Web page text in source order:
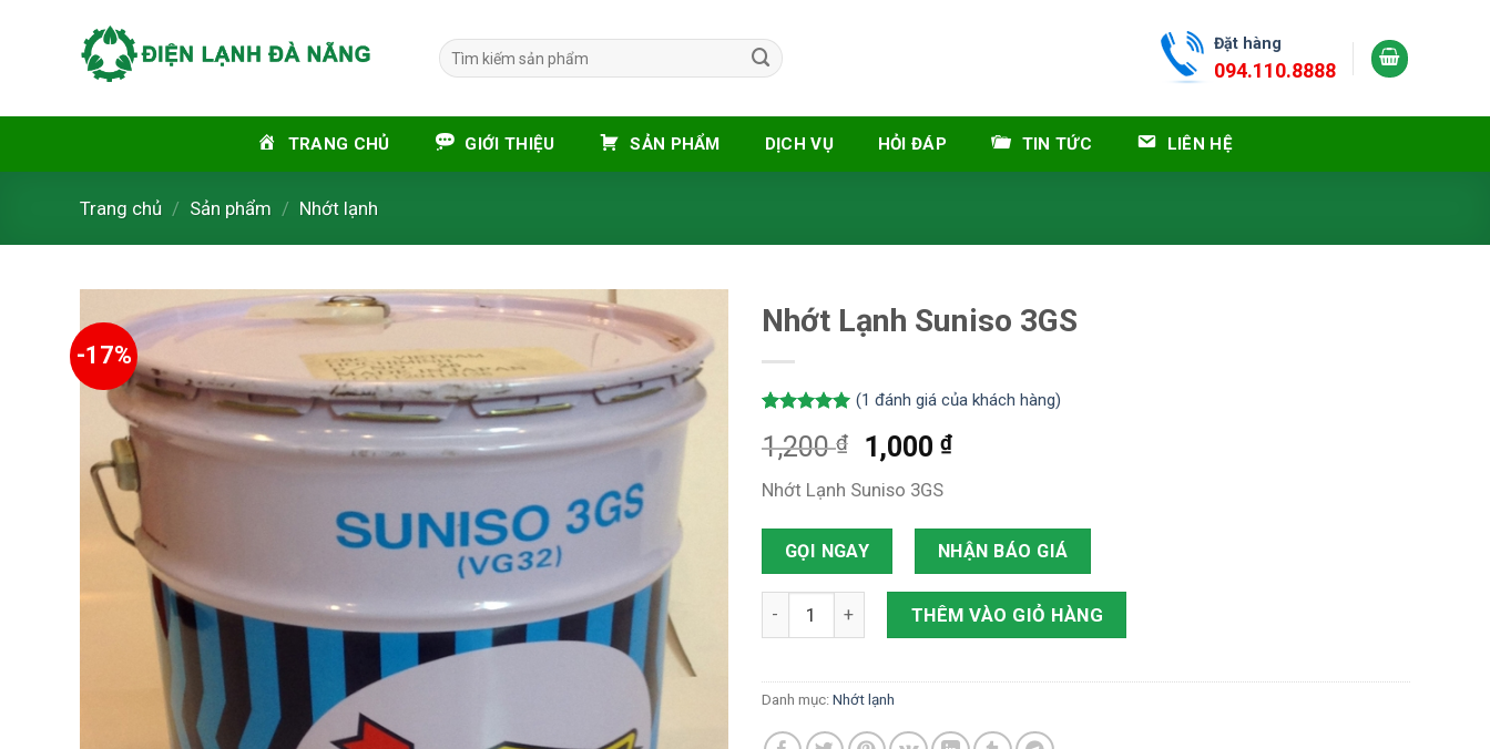
Tìm
kiếm:
Đặt hàng
094.110.8888
TRANG CHỦ GIỚI THIỆU SẢN PHẨM DỊCH VỤ HỎI ĐÁP TIN TỨC LIÊN HỆ
Trang chủ / Sản phẩm / Nhớt lạnh
-17%
Nhớt Lạnh Suniso 3GS
dựa trên
đánh giá
(1 đánh giá của khách hàng)
1,200₫ 1,000 ₫
Nhớt Lạnh Suniso 3GS
GỌI NGAY NHẬN BÁO GIÁ
Nhớt Lạnh Suniso 3GS số lượngTHÊM VÀO GIỎ HÀNG
Danh mục: Nhớt lạnh